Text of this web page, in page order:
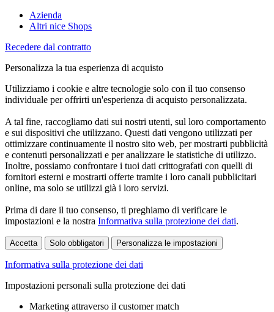
Azienda
Altri nice Shops
Recedere dal contratto
Personalizza la tua esperienza di acquisto
Utilizziamo i cookie e altre tecnologie solo con il tuo consenso
individuale per offrirti un'esperienza di acquisto personalizzata.
A tal fine, raccogliamo dati sui nostri utenti, sul loro comportamento
e sui dispositivi che utilizzano. Questi dati vengono utilizzati per
ottimizzare continuamente il nostro sito web, per mostrarti pubblicità
e contenuti personalizzati e per analizzare le statistiche di utilizzo.
Inoltre, possiamo confrontare i tuoi dati crittografati con quelli di
fornitori esterni e mostrarti offerte tramite i loro canali pubblicitari
online, ma solo se utilizzi già i loro servizi.
Prima di dare il tuo consenso, ti preghiamo di verificare le
impostazioni e la nostra Informativa sulla protezione dei dati.
Accetta Solo obbligatori Personalizza le impostazioni
Informativa sulla protezione dei dati
Impostazioni personali sulla protezione dei dati
Marketing attraverso il customer match